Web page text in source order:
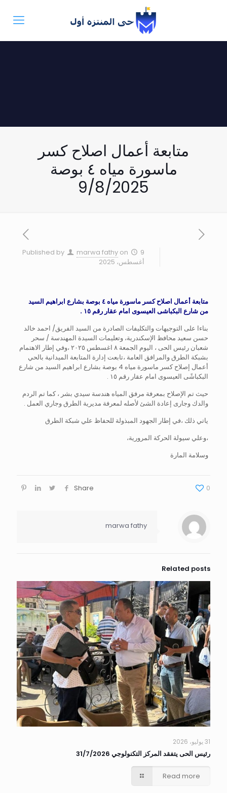
متابعة أعمال اصلاح كسر
ماسورة مياه ٤ بوصة
9/8/2025
Published by marwa fathy on
9
أغسطس، 2025
متابعة أعمال اصلاح كسر ماسورة مياه ٤ بوصة بشارع ابراهيم السيد
من شارع البكباشى العيسوى امام عقار رقم ١٥ .
بناءا على التوجيهات والتكليفات الصادرة من السيد الفريق/ احمد خالد
حسن سعيد محافظ الإسكندرية، وتعليمات السيدة المهندسة / سحر
شعبان رئيس الحى ، اليوم الجمعة ٨ اغسطس ٢٠٢٥ ،وفي إطار الاهتمام
بشبكة الطرق والمرافق العامة ،تابعت إدارة المتابعة الميدانية بالحي
أعمال إصلاح كسر ماسورة مياه 4 بوصة بشارع ابراهيم السيد من شارع
البكباشًى العيسوى امام عقار رقم ١٥ .
حيث تم الإصلاح بمعرفة مرفق المياه هندسة سيدي بشر ، كما تم الردم
والدك وجارى إعادة الشئ لأصله لمعرفة مديرية الطرق وجاري العمل .
ياتي ذلك ،في إطار الجهود المبذولة للحفاظ علي شبكة الطرق
،وعلي سيولة الحركة المرورية،
وسلامة المارة
Share 0
marwa fathy
Related posts
31 يوليو، 2026
رئيس الحى يتفقد المركز التكنولوجي 31/7/2026
Read more